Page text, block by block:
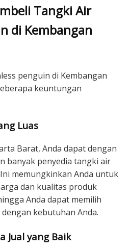
Tangki Air
di Kembangan
penguin di Kembangan
keuntungan
Luas
Barat, Anda dapat dengan
banyak penyedia tangki air
memungkinkan Anda untuk
dan kualitas produk
Anda dapat memilih
kebutuhan Anda.
Jual yang Baik